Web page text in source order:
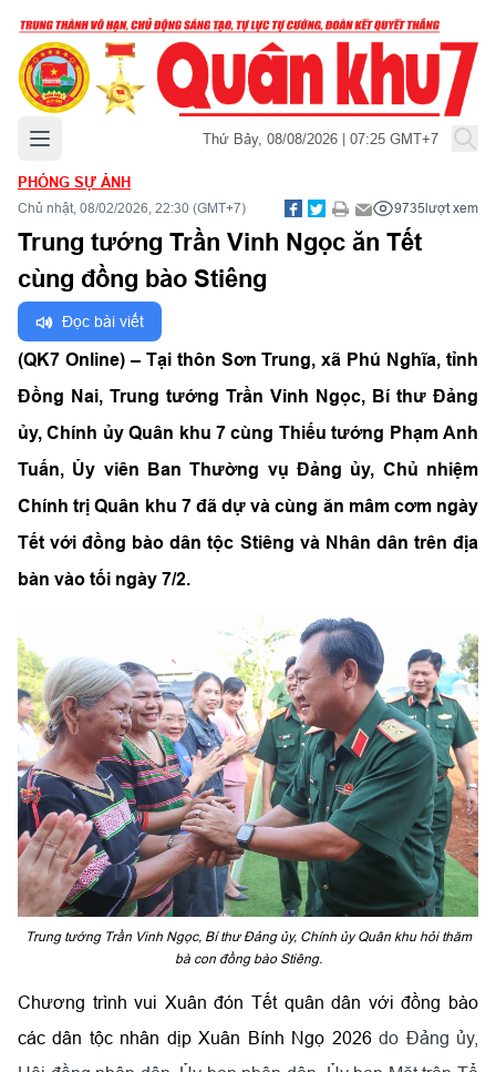
Mở menu chính Thứ Bảy, 08/08/2026 | 07:25 GMT+7
PHÓNG SỰ ẢNH
Chủ nhật, 08/02/2026, 22:30 (GMT+7) 9735lượt xem
Trung tướng Trần Vinh Ngọc ăn Tết
cùng đồng bào Stiêng
Đọc bài viết
(QK7 Online) – Tại thôn Sơn Trung, xã Phú Nghĩa, tỉnh
Đồng Nai, Trung tướng Trần Vinh Ngọc, Bí thư Đảng
ủy, Chính ủy Quân khu 7 cùng Thiếu tướng Phạm Anh
Tuấn, Ủy viên Ban Thường vụ Đảng ủy, Chủ nhiệm
Chính trị Quân khu 7 đã dự và cùng ăn mâm cơm ngày
Tết với đồng bào dân tộc Stiêng và Nhân dân trên địa
bàn vào tối ngày 7/2.
Trung tướng Trần Vinh Ngọc, Bí thư Đảng ủy, Chính ủy Quân khu hỏi thăm
bà con đồng bào Stiêng.
Chương trình vui Xuân đón Tết quân dân với đồng bào
các dân tộc nhân dịp Xuân Bính Ngọ 2026 do Đảng ủy,